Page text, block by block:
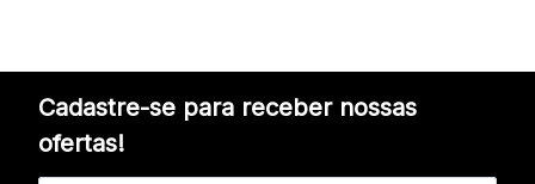
Cadastre-se para receber nossas
ofertas!